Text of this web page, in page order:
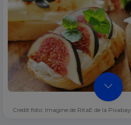
Credit foto: Imagine de RitaE de la Pixabay